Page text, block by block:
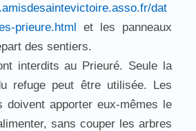
dat
prieure.html et les panneaux
des sentiers.
interdits au Prieuré. Seule la
refuge peut être utilisée. Les
doivent apporter eux-mêmes le
sans couper les arbres